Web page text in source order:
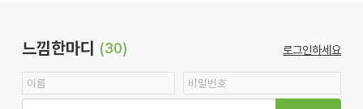
느낌한마디 (30) 로그인하세요